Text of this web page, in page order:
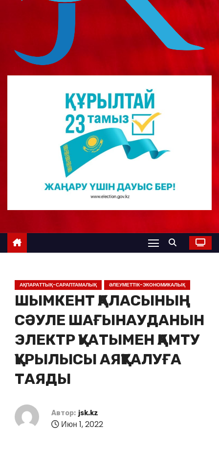
АҚПАРАТТЫҚ-САРАПТАМАЛЫҚ ӘЛЕУМЕТТІК-ЭКОНОМИКАЛЫҚ
ШЫМКЕНТ ҚАЛАСЫНЫҢ
СӘУЛЕ ШАҒЫНАУДАНЫН
ЭЛЕКТР ҚУАТЫМЕН ҚАМТУ
ҚҰРЫЛЫСЫ АЯҚТАЛУҒА
ТАЯДЫ
Автор: jsk.kz
Июн 1, 2022